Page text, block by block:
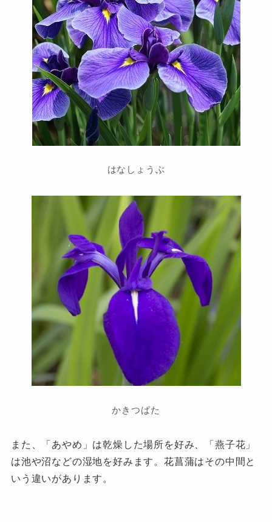
はなしょうぶ
かきつばた
また、「あやめ」は乾燥した場所を好み、「燕子花」
は池や沼などの湿地を好みます。花菖蒲はその中間と
いう違いがあります。